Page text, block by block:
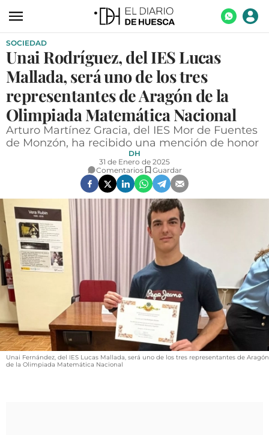
ACTUALIDAD
ECONOMÍA
TURISMO
AGROALIMENTACIÓN
OPINIÓN
GALERÍAS
VÍDEOS
CONTACTAR
FIESTAS EN EL ALTO ARAGÓN
FIESTAS DE SAN LORENZO
AGENDA
SOCIEDAD
Unai Rodríguez, del IES Lucas
Mallada, será uno de los tres
representantes de Aragón de la
Olimpiada Matemática Nacional
Arturo Martínez Gracia, del IES Mor de Fuentes
de Monzón, ha recibido una mención de honor
DH
31 de Enero de 2025
Comentarios
Guardar
Unai Fernández, del IES Lucas Mallada, será uno de los tres representantes de Aragón
de la Olimpiada Matemática Nacional